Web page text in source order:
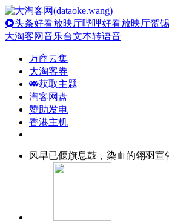
头条好看放映厅哔哩好看放映厅贺
大淘客网音乐台文本转语音
万商云集
大淘客券
获取主题
淘客网盘
赞助发电
香港主机
风早已偃旗息鼓，染血的翎羽宣